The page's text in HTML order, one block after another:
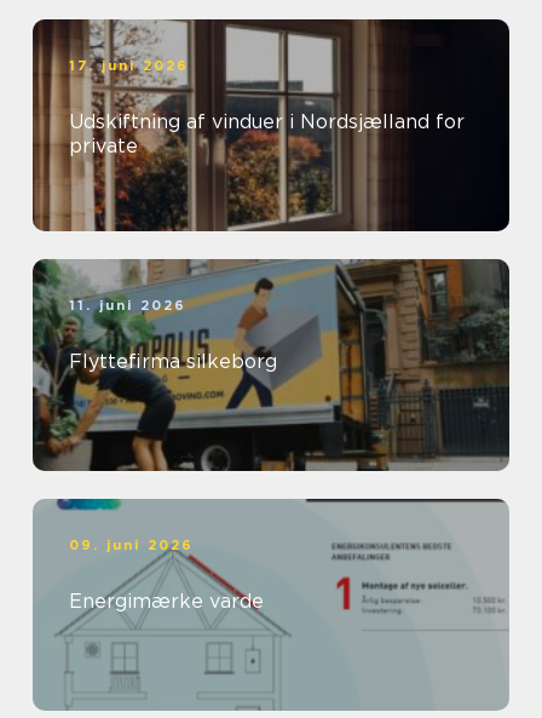
17. juni 2026
Udskiftning af vinduer i Nordsjælland for
private
11. juni 2026
Flyttefirma silkeborg
09. juni 2026
Energimærke varde